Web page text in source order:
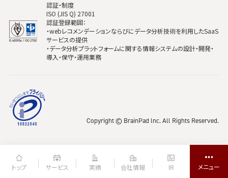
トップ サービス 実績 会社情報 IR
認証・制度
ISO (JIS Q) 27001
認証登録範囲：
・webレコメンデーションならびにデータ分析技術を利用したSaaS
サービスの提供
・データ分析プラットフォームに関する情報システムの設計・開発・
導入・保守・運用業務
Copyright © BrainPad lnc. All Rights Reserved.